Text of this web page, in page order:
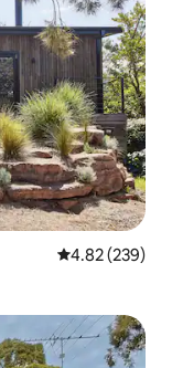
レビュー239
4.82 (239)